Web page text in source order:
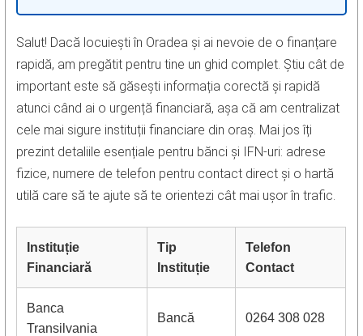
Salut! Dacă locuiești în Oradea și ai nevoie de o finanțare
rapidă, am pregătit pentru tine un ghid complet. Știu cât de
important este să găsești informația corectă și rapidă
atunci când ai o urgență financiară, așa că am centralizat
cele mai sigure instituții financiare din oraș. Mai jos îți
prezint detaliile esențiale pentru bănci și IFN-uri: adrese
fizice, numere de telefon pentru contact direct și o hartă
utilă care să te ajute să te orientezi cât mai ușor în trafic.
Instituție
Financiară
Tip
Instituție
Telefon
Contact
Banca
Transilvania
Bancă 0264 308 028